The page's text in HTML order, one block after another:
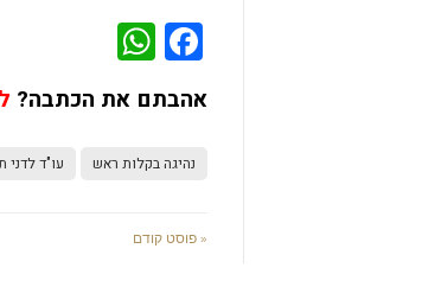
Facebook
אהבתם את הכתבה?
נהיגה בקלות ראש עו"ד לדני
« פוסט קודם